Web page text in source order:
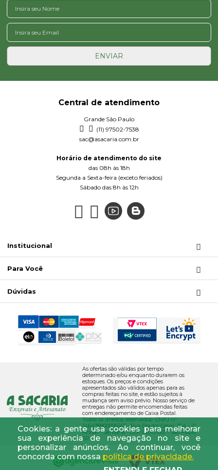
Cookies: a gente usa cookies para melhorar
sua experiência de navegação no site e
personalizar anúncios. Ao continuar, você
concorda com nossa política de privacidade.
ENVIAR
Central de atendimento
Grande São Paulo
(11) 97502-7538
sac@asacaria.com.br
Horário de atendimento do site
das 08h às 18h
Segunda a Sexta-feira (exceto feriados)
Sábado das 8h às 12h
Institucional
Para Você
Dúvidas
As ofertas são válidas por tempo
determinado e/ou enquanto durarem os
estoques. Os preços e condições
apresentados são válidos apenas para as
compras feitas no site, e estão sujeitos à
mudança sem aviso prévio. Nosso serviço de
entregas não permite encomendas feitas
com endereçamento de Caixa Postal.
Todos os direitos reservados- CNPJ nº
146478900006/47 - Rua Doutor César, 364 - 2º
Andar - Santana - CEP 02013-001 - São Paulo,
SP.